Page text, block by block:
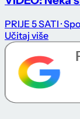
PRIJE 5 SATI ·
Učitaj više